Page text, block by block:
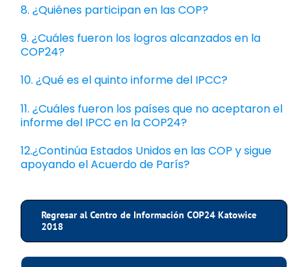
8. ¿Quiénes participan en las COP?
9. ¿Cuáles fueron los logros alcanzados en la
COP24?
10. ¿Qué es el quinto informe del IPCC?
11. ¿Cuáles fueron los países que no aceptaron el
informe del IPCC en la COP24?
12.¿Continúa Estados Unidos en las COP y sigue
apoyando el Acuerdo de París?
Regresar al Centro de Información COP24 Katowice
2018